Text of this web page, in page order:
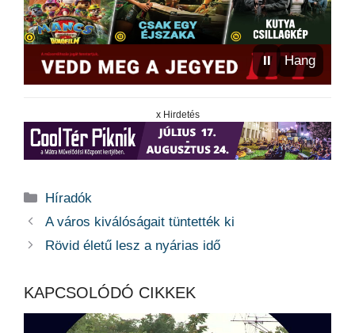
⏸ Hang
x Hirdetés
Kategória
Híradók
A város kiválóságait tüntették ki
Rövid életű lesz a nyárias idő
KAPCSOLÓDÓ CIKKEK